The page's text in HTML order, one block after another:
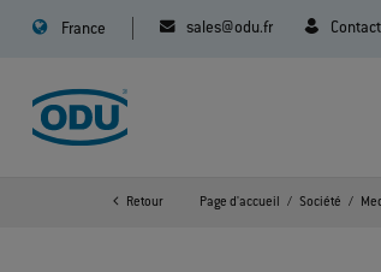
France sales@odu.fr Contact
Retour Page d'accueil Société